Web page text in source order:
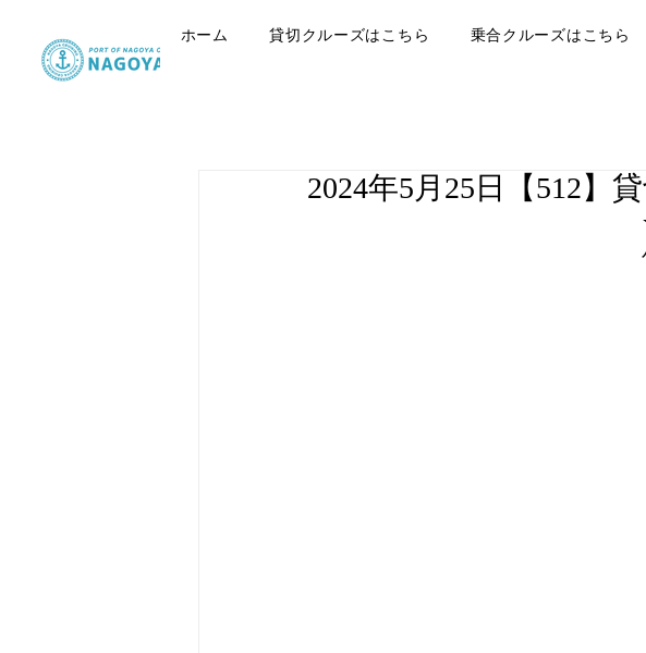
ホーム 貸切クルーズはこちら 乗合クルーズはこちら
2024年5月25日【512】